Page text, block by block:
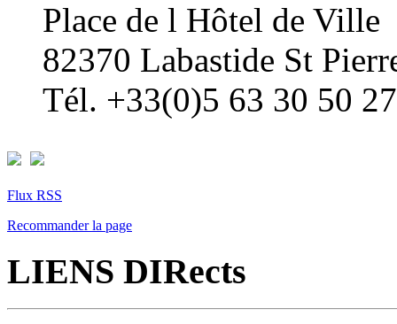
Place de l Hôtel de Ville
82370 Labastide St
Tél. +33(0)5 63 30 50 27
Flux RSS
Recommander la page
LIENS DIRects